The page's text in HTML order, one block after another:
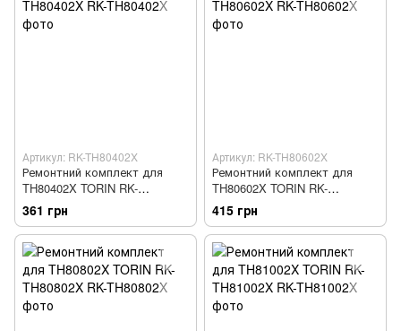
Артикул: RK-TH80402X
Ремонтний комплект для
TH80402X TORIN RK-
TH80402X
361 грн
Артикул: RK-TH80602X
Ремонтний комплект для
TH80602X TORIN RK-
TH80602X
415 грн